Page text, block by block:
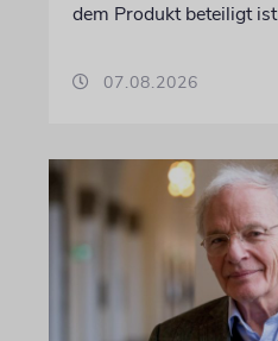
dem Produkt beteiligt ist
07.08.2026